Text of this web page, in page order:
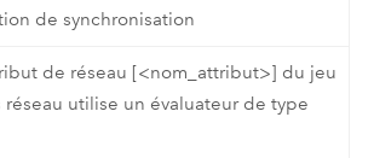
de synchronisation
de réseau [<nom_attribut>] du jeu
utilise un évaluateur de type